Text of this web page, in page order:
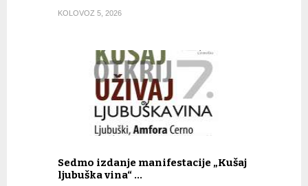
KOLOVOZ 5, 2026
Sedmo izdanje manifestacije „Kušaj
ljubuška vina“ …